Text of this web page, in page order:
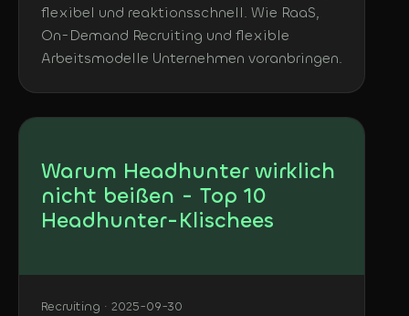
flexibel und reaktionsschnell. Wie RaaS,
On-Demand Recruiting und flexible
Arbeitsmodelle Unternehmen voranbringen.
Warum Headhunter wirklich
nicht beißen - Top 10
Headhunter-Klischees
Recruiting · 2025-09-30